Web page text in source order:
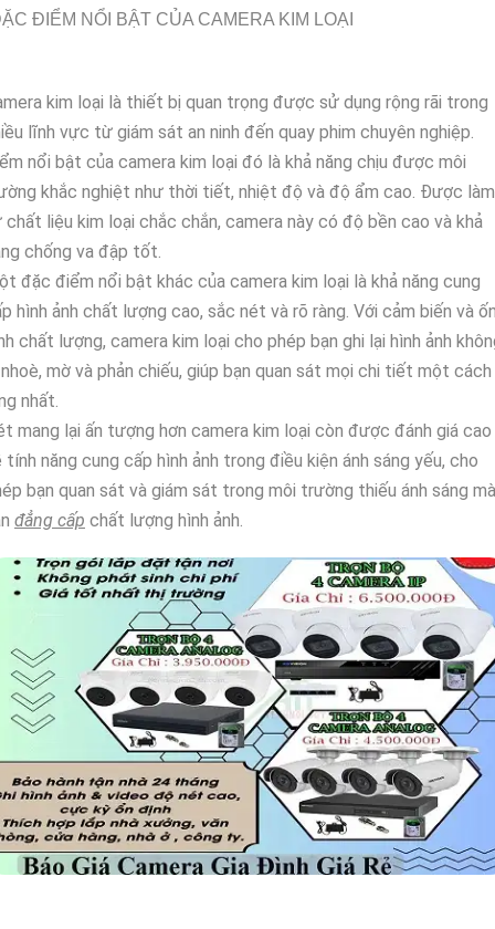
ĐIỂM NỔI BẬT CỦA CAMERA KIM LOẠI
kim loại là thiết bị quan trọng được sử dụng rộng rãi trong
lĩnh vực từ giám sát an ninh đến quay phim chuyên nghiệp.
nổi bật của camera kim loại đó là khả năng chịu được môi
khắc nghiệt như thời tiết, nhiệt độ và độ ẩm cao. Được làm
liệu kim loại chắc chắn, camera này có độ bền cao và khả
chống va đập tốt.
đặc điểm nổi bật khác của camera kim loại là khả năng cung
hình ảnh chất lượng cao, sắc nét và rõ ràng. Với cảm biến và
chất lượng, camera kim loại cho phép bạn ghi lại hình ảnh
mờ và phản chiếu, giúp bạn quan sát mọi chi tiết một
nhất.
mang lại ấn tượng hơn camera kim loại còn được đánh giá cao
tính năng cung cấp hình ảnh trong điều kiện ánh sáng yếu, cho
bạn quan sát và giám sát trong môi trường thiếu ánh sáng mà
đẳng cấp chất lượng hình ảnh.